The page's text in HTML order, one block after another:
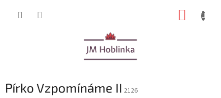
Pírko Vzpomínáme II 2126